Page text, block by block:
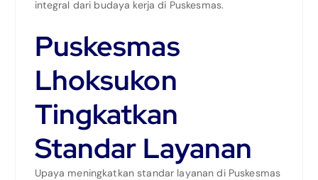
integral dari budaya kerja di Puskesmas.
Puskesmas
Lhoksukon
Tingkatkan
Standar Layanan
Upaya meningkatkan standar layanan di Puskesmas